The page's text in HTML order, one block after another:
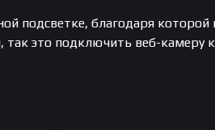
подсветке, благодаря
это подключить веб-камеру